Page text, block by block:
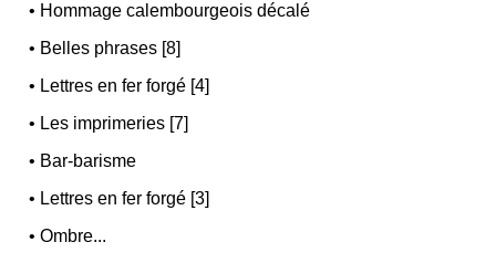
• Hommage calembourgeois décalé
• Belles phrases [8]
• Lettres en fer forgé [4]
• Les imprimeries [7]
• Bar-barisme
• Lettres en fer forgé [3]
•Ombre...